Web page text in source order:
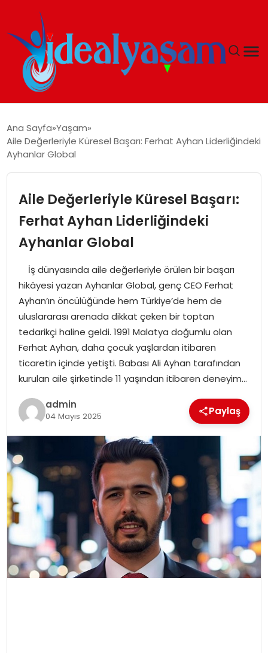
GÜNDEM
İDEAL YAŞAM
İDEAL SPOR
YAŞAM
MAGAZIN
SAĞLIK
SOSYAL HABER
Ana Sayfa Yaşam
Aile Değerleriyle Küresel Başarı: Ferhat Ayhan Liderliğindeki
Ayhanlar Global
Aile Değerleriyle Küresel Başarı:
Ferhat Ayhan Liderliğindeki
Ayhanlar Global
İş dünyasında aile değerleriyle örülen bir başarı
hikâyesi yazan Ayhanlar Global, genç CEO Ferhat
Ayhan’ın öncülüğünde hem Türkiye’de hem de
uluslararası arenada dikkat çeken bir toptan
tedarikçi haline geldi. 1991 Malatya doğumlu olan
Ferhat Ayhan, daha çocuk yaşlardan itibaren
ticaretin içinde yetişti. Babası Ali Ayhan tarafından
kurulan aile şirketinde 11 yaşından itibaren deneyim…
admin
04 Mayıs 2025 Paylaş